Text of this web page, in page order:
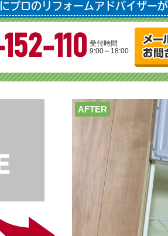
プロのリフォームアドバイザー
110 受付時間
9:00～18:00
AFTER